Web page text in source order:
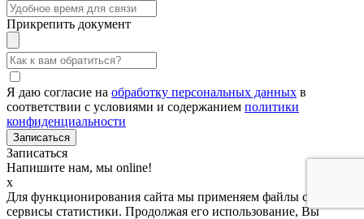
Прикрепить документ
Я даю согласие на обработку персональных данных в
соответствии с условиями и содержанием политики
конфиденциальности
Записаться
Напишите нам, мы online!
x
Для функционирования сайта мы применяем файлы cookies и
сервисы статистики. Продолжая его использование, Вы